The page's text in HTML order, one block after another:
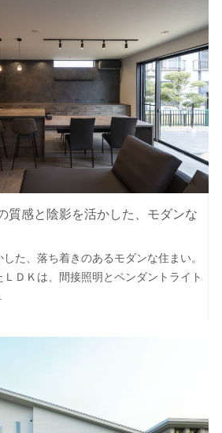
質感と陰影を活かした、モダンな
た、落ち着きのあるモダンな住まい。
ＤＫは、間接照明とペンダントライト